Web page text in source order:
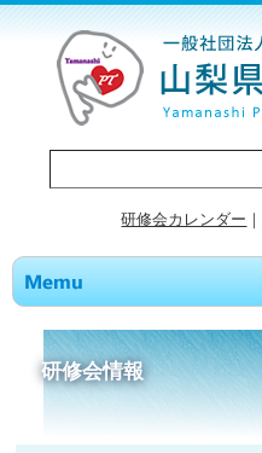
研修会カレンダー ｜
研修会情報